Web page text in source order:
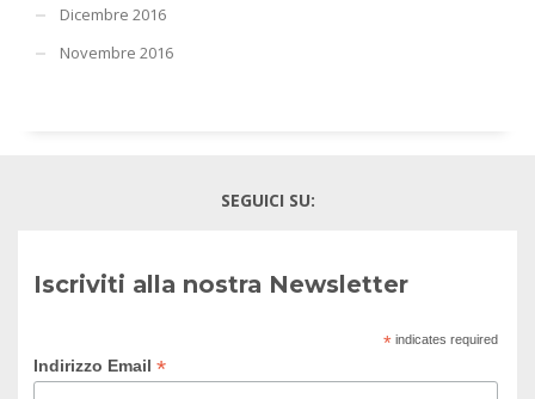
Dicembre 2016
Novembre 2016
SEGUICI SU:
Iscriviti alla nostra Newsletter
*indicates required
Indirizzo Email *